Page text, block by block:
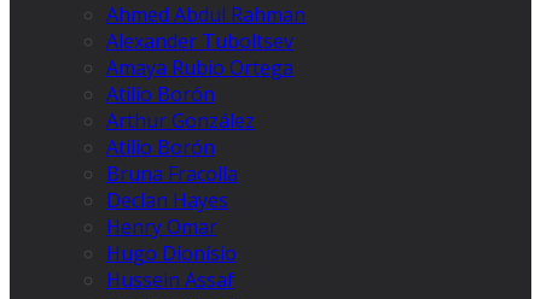
Ahmed Abdul Rahman
Alexander Tuboltsev
Amaya Rubio Ortega
Atilio Borón
Arthur González
Atilio Borón
Bruna Fracolla
Declan Hayes
Henry Omar
Hugo Dionísio
Hussein Assaf